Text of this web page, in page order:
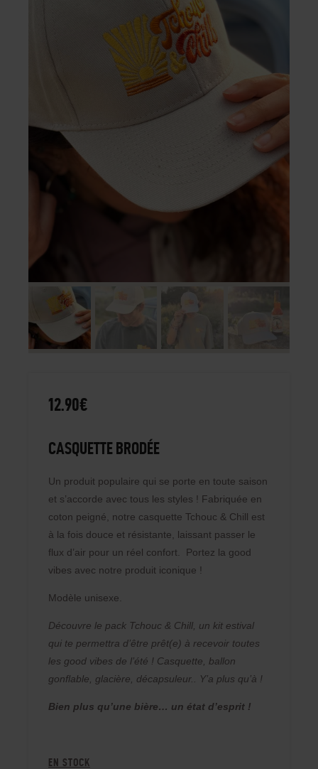
12.90€
CASQUETTE BRODÉE
Un produit populaire qui se porte en toute saison
et s’accorde avec tous les styles ! Fabriquée en
coton peigné, notre casquette Tchouc & Chill est
à la fois douce et résistante, laissant passer le
flux d’air pour un réel confort. Portez la good
vibes avec notre produit iconique !
Modèle unisexe.
Découvre le pack Tchouc & Chill, un kit estival
qui te permettra d’être prêt(e) à recevoir toutes
les good vibes de l’été ! Casquette, ballon
gonflable, glacière, décapsuleur.. Y’a plus qu’à !
Bien plus qu’une bière… un état d’esprit !
EN STOCK